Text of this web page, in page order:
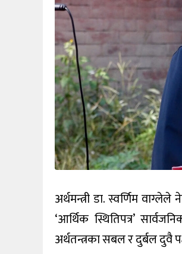
अर्थमन्त्री डा. स्वर्णिम
‘आर्थिक स्थितिपत्र’
अर्थतन्त्रका सबल र दुर्बल दुवै